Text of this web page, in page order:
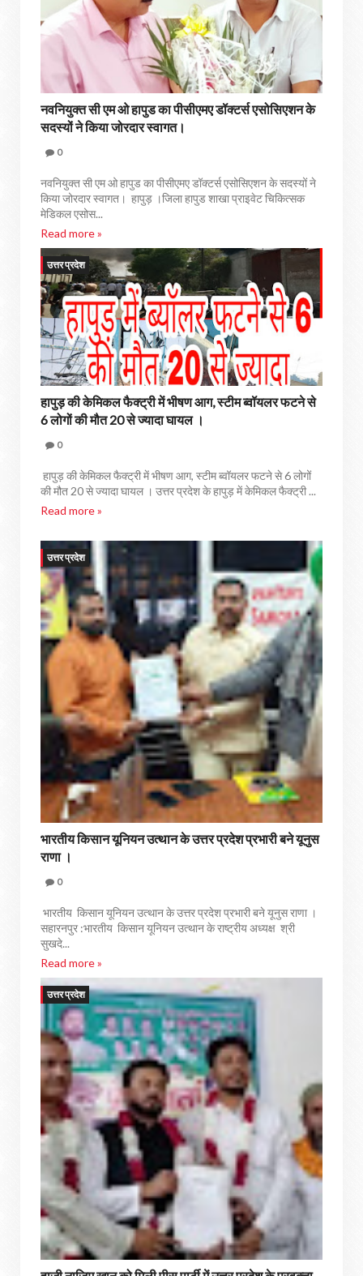
नवनियुक्त सी एम ओ हापुड का पीसीएमए डॉक्टर्स एसोसिएशन के
सदस्यों ने किया जोरदार स्वागत।
0
नवनियुक्त सी एम ओ हापुड का पीसीएमए डॉक्टर्स एसोसिएशन के सदस्यों ने
किया जोरदार स्वागत। हापुड़ ।जिला हापुड शाखा प्राइवेट चिकित्सक
मेडिकल एसोस...
Read more »
उत्तर प्रदेश
हापुड़ की केमिकल फैक्ट्री में भीषण आग, स्टीम ब्वॉयलर फटने से
6 लोगों की मौत 20 से ज्यादा घायल ।
0
हापुड़ की केमिकल फैक्ट्री में भीषण आग, स्टीम ब्वॉयलर फटने से 6 लोगों
की मौत 20 से ज्यादा घायल । उत्तर प्रदेश के हापुड़ में केमिकल फैक्ट्री ...
Read more »
उत्तर प्रदेश
भारतीय किसान यूनियन उत्थान के उत्तर प्रदेश प्रभारी बने यूनुस
राणा ।
0
भारतीय किसान यूनियन उत्थान के उत्तर प्रदेश प्रभारी बने यूनुस राणा ।
सहारनपुर :भारतीय किसान यूनियन उत्थान के राष्ट्रीय अध्यक्ष श्री
सुखदे...
Read more »
उत्तर प्रदेश